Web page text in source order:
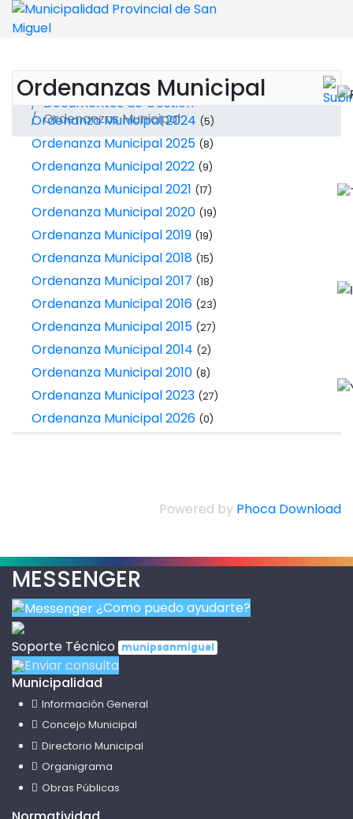
Está aquí:Transparencia
Documentos de Gestión
Ordenanzas Municipal
Ordenanzas Municipal
Ordenanza Municipal 2024 (5)
Ordenanza Municipal 2025 (8)
Ordenanza Municipal 2022 (9)
Ordenanza Municipal 2021 (17)
Ordenanza Municipal 2020 (19)
Ordenanza Municipal 2019 (19)
Ordenanza Municipal 2018 (15)
Ordenanza Municipal 2017 (18)
Ordenanza Municipal 2016 (23)
Ordenanza Municipal 2015 (27)
Ordenanza Municipal 2014 (2)
Ordenanza Municipal 2010 (8)
Ordenanza Municipal 2023 (27)
Ordenanza Municipal 2026 (0)
Powered by Phoca Download
. MESSENGER
¿Como puedo ayudarte?
Soporte Técnico munipsanmiguel
Enviar consulta
Municipalidad
Información General
Concejo Municipal
Directorio Municipal
Organigrama
Obras Públicas